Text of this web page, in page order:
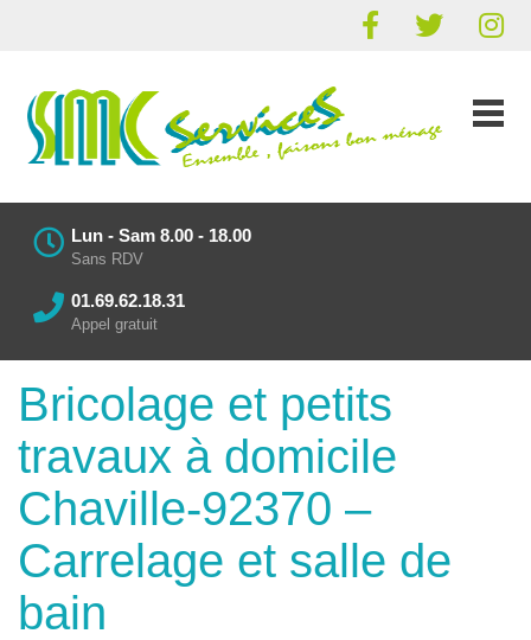
Lun - Sam 8.00 - 18.00
Sans RDV
01.69.62.18.31
Appel gratuit
Bricolage et petits
travaux à domicile
Chaville-92370 –
Carrelage et salle de
bain